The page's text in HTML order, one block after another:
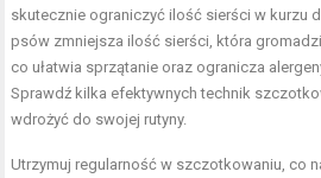
skutecznie ograniczyć ilość sierści w kurzu
psów zmniejsza ilość sierści, która
co ułatwia sprzątanie oraz ogranicza
Sprawdź kilka efektywnych technik
wdrożyć do swojej rutyny.
Utrzymuj regularność w szczotkowaniu, co